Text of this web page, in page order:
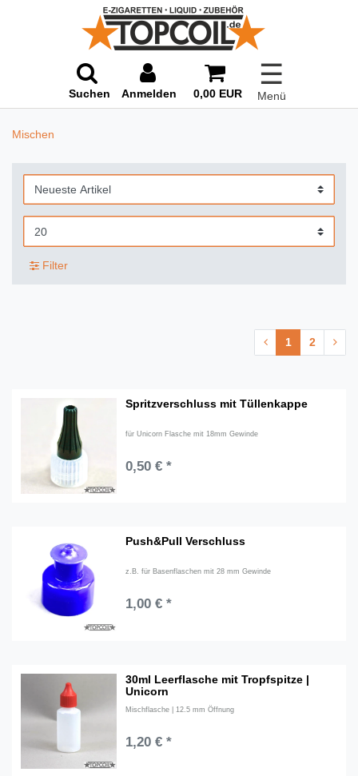
Suchen Anmelden 0,00 EUR
☰
Menü
Mischen
Filter
1 2
Spritzverschluss mit Tüllenkappe
für Unicorn Flasche mit 18mm Gewinde
0,50 € *
Push&Pull Verschluss
z.B. für Basenflaschen mit 28 mm Gewinde
1,00 € *
30ml Leerflasche mit Tropfspitze |
Unicorn
Mischflasche | 12.5 mm Öffnung
1,20 € *